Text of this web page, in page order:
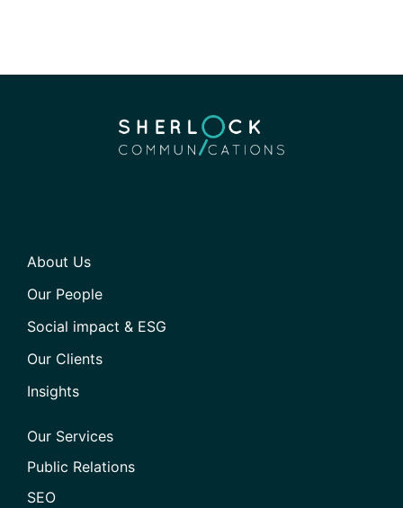
About Us
Our People
Social impact & ESG
Our Clients
Insights
Our Services
Public Relations
SEO